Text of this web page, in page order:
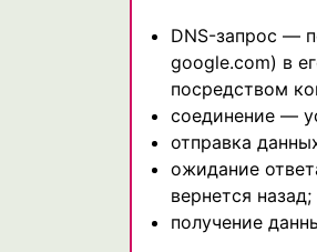
DNS-запрос —
google.com) в
посредством
соединение —
отправка
ожидание
вернется назад;
получение